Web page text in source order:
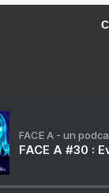
FACE A - un
FACE A #30 :